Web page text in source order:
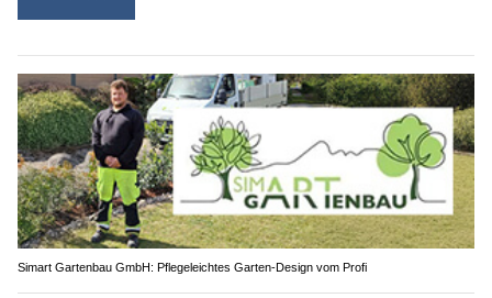
Simart Gartenbau GmbH: Pflegeleichtes Garten-Design vom Profi